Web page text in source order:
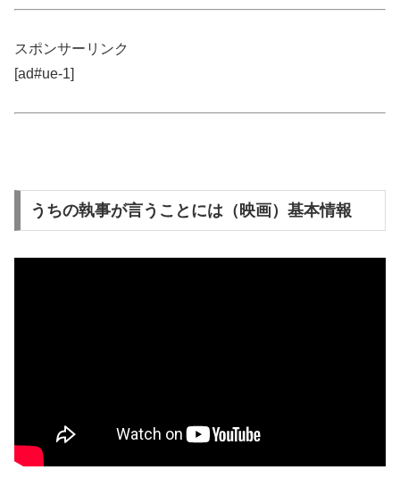
スポンサーリンク
[ad#ue-1]
うちの執事が言うことには（映画）基本情報